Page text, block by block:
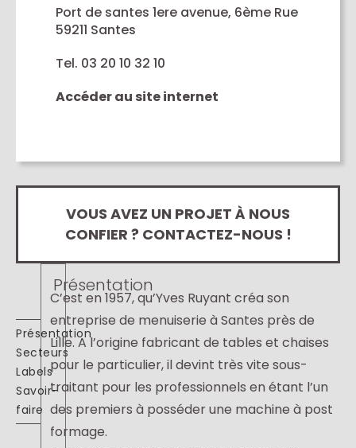
Port de santes 1ere avenue, 6ème Rue
59211 Santes
Tel. 03 20 10 32 10
Accéder au site internet
VOUS AVEZ UN PROJET À NOUS
CONFIER ? CONTACTEZ-NOUS !
Présentation
Secteurs
Labels
Savoir-
faire
Présentation
C’est en 1957, qu’Yves Ruyant créa son
entreprise de menuiserie à Santes près de
Lille. A l’origine fabricant de tables et chaises
pour le particulier, il devint très vite sous-
traitant pour les professionnels en étant l’un
des premiers à posséder une machine à post
formage.